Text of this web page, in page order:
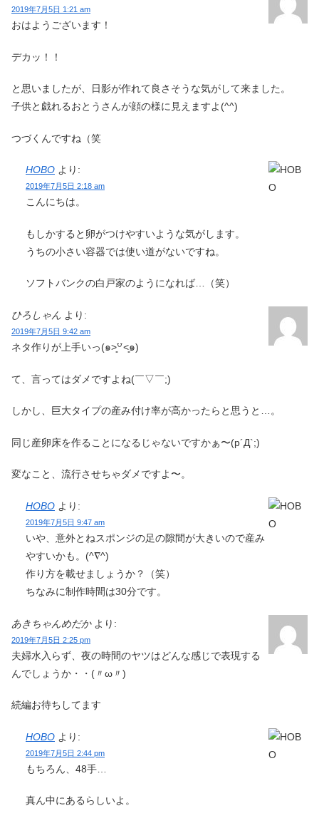
2019年7月5日 1:21 am
おはようございます！
デカッ！！
と思いましたが、日影が作れて良さそうな気がして来ました。
子供と戯れるおとうさんが顔の様に見えますよ(^^)
つづくんですね（笑
HOBO より:
2019年7月5日 2:18 am
こんにちは。
もしかすると卵がつけやすいような気がします。
うちの小さい容器では使い道がないですね。
ソフトバンクの白戸家のようになれば…（笑）
ひろしゃん より:
2019年7月5日 9:42 am
ネタ作りが上手いっ(๑˃͈꒵˂͈๑)
て、言ってはダメですよね(￣▽︎￣;)
しかし、巨大タイプの産み付け率が高かったらと思うと…。
同じ産卵床を作ることになるじゃないですかぁ〜(p´Д`;)
変なこと、流行させちゃダメですよ〜。
HOBO より:
2019年7月5日 9:47 am
いや、意外とねスポンジの足の隙間が大きいので産み
やすいかも。(^∇^)
作り方を載せましょうか？（笑）
ちなみに制作時間は30分です。
あきちゃんめだか より:
2019年7月5日 2:25 pm
夫婦水入らず、夜の時間のヤツはどんな感じで表現する
んでしょうか・・(〃ω〃)
続編お待ちしてます
HOBO より:
2019年7月5日 2:44 pm
もちろん、48手…
真ん中にあるらしいよ。